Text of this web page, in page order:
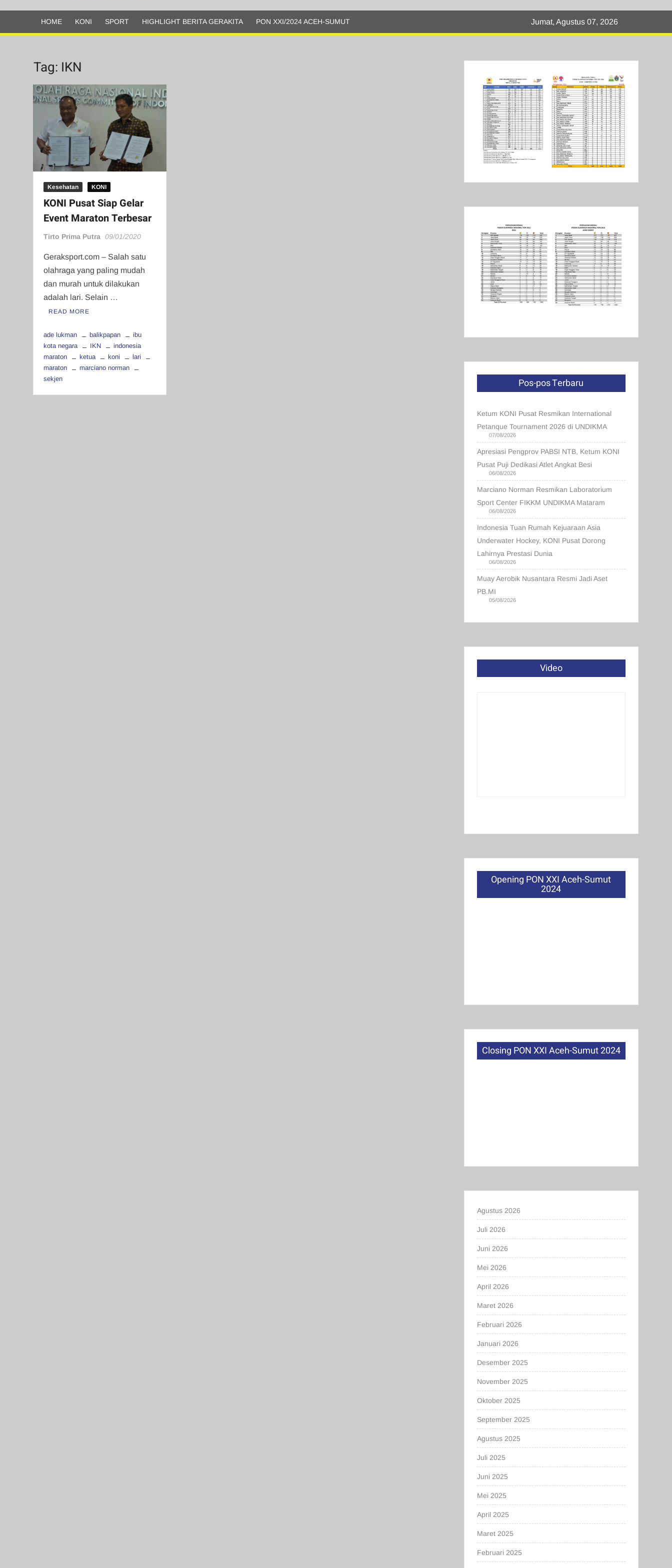
Olahraga
HOME KONI SPORT HIGHLIGHT BERITA GERAKITA PON XXI/2024 ACEH-SUMUT Jumat, Agustus 07, 2026
Tag: IKN
Kesehatan KONI
KONI Pusat Siap Gelar
Event Maraton Terbesar
Tirto Prima Putra 09/01/2020
Geraksport.com – Salah satu
olahraga yang paling mudah
dan murah untuk dilakukan
adalah lari. Selain …
READ MORE
ade lukman balikpapan
ibu
kota negara
IKN
indonesia
maraton
ketua koni
lari
maraton
marciano norman
sekjen
Pos-pos Terbaru
Ketum KONI Pusat Resmikan International
Petanque Tournament 2026 di UNDIKMA
07/08/2026
Apresiasi Pengprov PABSI NTB, Ketum KONI
Pusat Puji Dedikasi Atlet Angkat Besi
06/08/2026
Marciano Norman Resmikan Laboratorium
Sport Center FIKKM UNDIKMA Mataram
06/08/2026
Indonesia Tuan Rumah Kejuaraan Asia
Underwater Hockey, KONI Pusat Dorong
Lahirnya Prestasi Dunia
06/08/2026
Muay Aerobik Nusantara Resmi Jadi Aset
PB.MI
05/08/2026
Video
Opening PON XXI Aceh-Sumut
2024
Closing PON XXI Aceh-Sumut 2024
Agustus 2026
Juli 2026
Juni 2026
Mei 2026
April 2026
Maret 2026
Februari 2026
Januari 2026
Desember 2025
November 2025
Oktober 2025
September 2025
Agustus 2025
Juli 2025
Juni 2025
Mei 2025
April 2025
Maret 2025
Februari 2025